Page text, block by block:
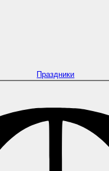
Праздники